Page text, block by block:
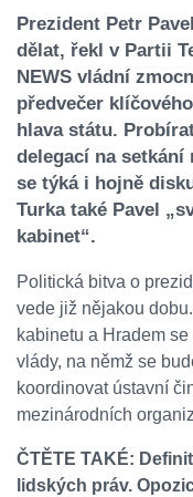
Prezident Petr
dělat, řekl v Partii
NEWS vládní
předvečer
hlava státu.
delegací na
se týká i hojně
Turka také Pavel
kabinet“.
Politická bitva o
vede již nějakou
kabinetu a Hradem
vlády, na němž se
koordinovat ústavní
mezinárodních
ČTĚTE TAKÉ:
lidských práv.